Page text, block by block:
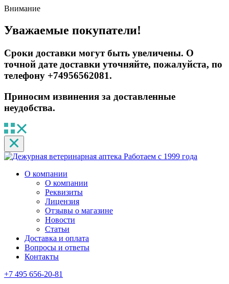
Внимание
Уважаемые покупатели!
Сроки доставки могут быть увеличены. О
точной дате доставки уточняйте, пожалуйста, по
телефону +74956562081.
Приносим извинения за доставленные
неудобства.
Работаем с 1999 года
О компании
О компании
Реквизиты
Лицензия
Отзывы о магазине
Новости
Статьи
Доставка и оплата
Вопросы и ответы
Контакты
+7 495 656-20-81